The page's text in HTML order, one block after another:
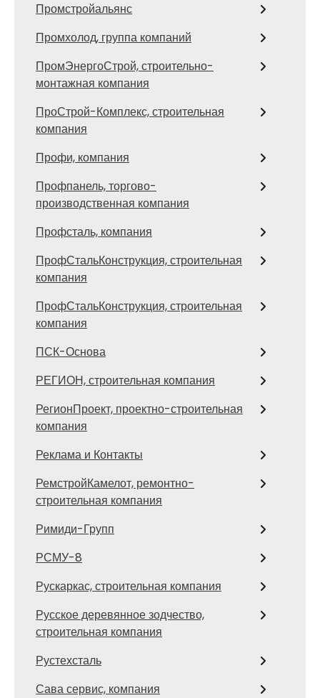
Промстройальянс
Промхолод, группа компаний
ПромЭнергоСтрой, строительно-
монтажная компания
ПроСтрой-Комплекс, строительная
компания
Профи, компания
Профпанель, торгово-
производственная компания
Профсталь, компания
ПрофСтальКонструкция, строительная
компания
ПрофСтальКонструкция, строительная
компания
ПСК-Основа
РЕГИОН, строительная компания
РегионПроект, проектно-строительная
компания
Реклама и Контакты
РемстройКамелот, ремонтно-
строительная компания
Римиди-Групп
РСМУ-8
Рускаркас, строительная компания
Русское деревянное зодчество,
строительная компания
Рустехсталь
Сава сервис, компания